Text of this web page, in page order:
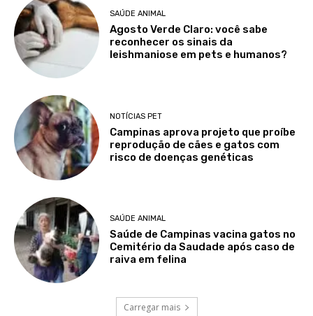
SAÚDE ANIMAL
Agosto Verde Claro: você sabe
reconhecer os sinais da
leishmaniose em pets e humanos?
NOTÍCIAS PET
Campinas aprova projeto que proíbe
reprodução de cães e gatos com
risco de doenças genéticas
SAÚDE ANIMAL
Saúde de Campinas vacina gatos no
Cemitério da Saudade após caso de
raiva em felina
Carregar mais